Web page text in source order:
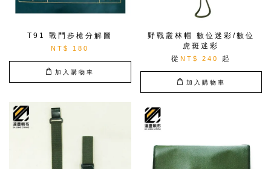
T91 戰鬥步槍分解圖
NT$ 180
加入購物車
野戰叢林帽 數位迷彩/數位
虎斑迷彩
從 NT$ 240 起
加入購物車